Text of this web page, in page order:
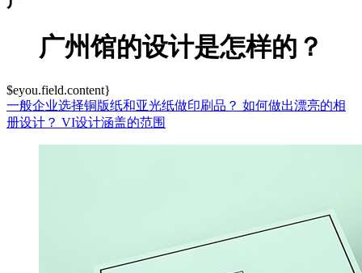
广州馆的设计是怎样的？
$eyou.field.content}
一般企业选择铜版纸和亚光纸做印刷品？ 如何做出漂亮的相
册设计？ VI设计涵盖的范围